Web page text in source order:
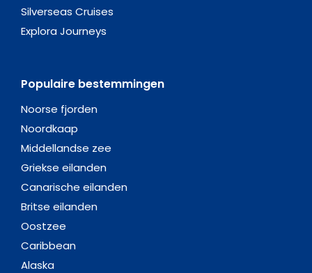
Silverseas Cruises
Explora Journeys
Populaire bestemmingen
Noorse fjorden
Noordkaap
Middellandse zee
Griekse eilanden
Canarische eilanden
Britse eilanden
Oostzee
Caribbean
Alaska